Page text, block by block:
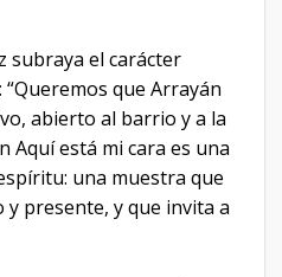
subraya el carácter
que Arrayán
abierto al barrio y a la
Aquí está mi cara es una
una muestra que
presente, y que invita a